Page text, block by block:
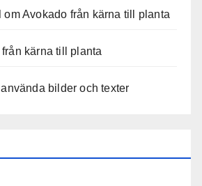
omAvokado från kärna till planta
kärna till planta
bilder och texter